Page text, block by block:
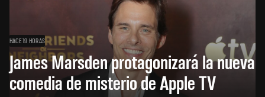
HACE 19 HORAS
James Marsden protagonizará la nueva
comedia de misterio de Apple TV